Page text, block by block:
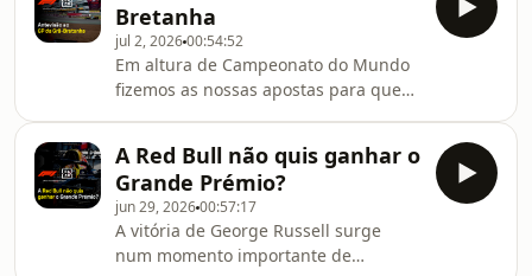
Hamilton? Toda a análise ao Grande
Prémio da Grã-Bretanha com João
Carlos Costa, Lourenço Beirão da
Veiga, Inês de Oliveira Martins e
moderação de Óscar Góis.
Bretanha
jul 2, 202600:54:52
Em altura de Campeonato do Mundo
fizemos as nossas apostas para quem
trará grandes desafios aos pilotos no
que toca à gestão de energia e a
pergunta que se coloca é quem irá
ficar por cima? Fica com a antevisão
ao GP da Grã-Bretanha com João
A Red Bull não quis ganhar o
Grande Prémio?
jun 29, 202600:57:17
A vitória de George Russell surge
num momento importante de